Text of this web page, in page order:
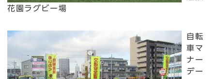
花園ラグビー場
自転
車マ
ナー
デー